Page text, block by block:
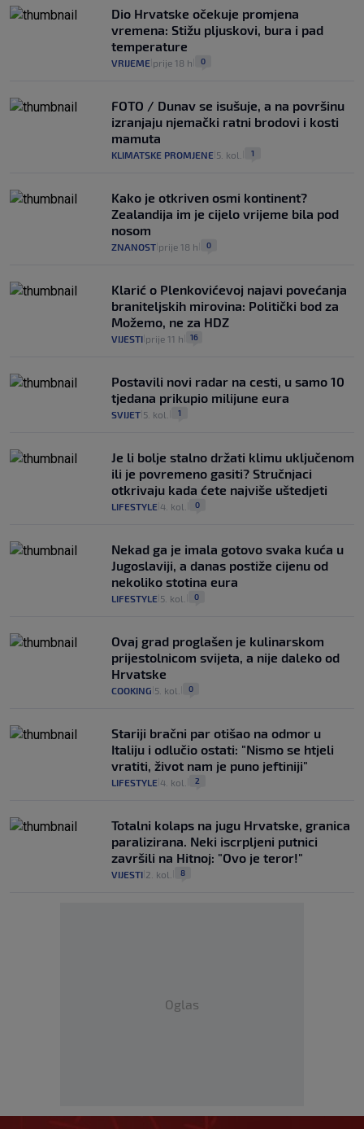
Dio Hrvatske očekuje promjena
vremena: Stižu pljuskovi, bura i pad
temperature
VRIJEME prije 18 h 0
FOTO / Dunav se isušuje, a na površinu
izranjaju njemački ratni brodovi i kosti
mamuta
KLIMATSKE PROMJENE 5. kol. 1
Kako je otkriven osmi kontinent?
Zealandija im je cijelo vrijeme bila pod
nosom
ZNANOST prije 18 h 0
Klarić o Plenkovićevoj najavi povećanja
braniteljskih mirovina: Politički bod za
Možemo, ne za HDZ
VIJESTI prije 11 h 16
Postavili novi radar na cesti, u samo 10
tjedana prikupio milijune eura
SVIJET 5. kol. 1
Je li bolje stalno držati klimu uključenom
ili je povremeno gasiti? Stručnjaci
otkrivaju kada ćete najviše uštedjeti
LIFESTYLE 4. kol. 0
Nekad ga je imala gotovo svaka kuća u
Jugoslaviji, a danas postiže cijenu od
nekoliko stotina eura
LIFESTYLE 5. kol. 0
Ovaj grad proglašen je kulinarskom
prijestolnicom svijeta, a nije daleko od
Hrvatske
COOKING 5. kol. 0
Stariji bračni par otišao na odmor u
Italiju i odlučio ostati: "Nismo se htjeli
vratiti, život nam je puno jeftiniji"
LIFESTYLE 4. kol. 2
Totalni kolaps na jugu Hrvatske, granica
paralizirana. Neki iscrpljeni putnici
završili na Hitnoj: "Ovo je teror!"
VIJESTI 2. kol. 8
Oglas